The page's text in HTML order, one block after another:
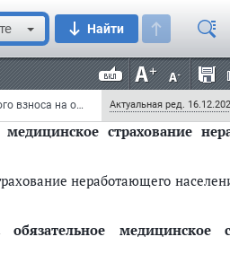
Найти
Федеральный закон от 30 ноября 2011 г. N 354-ФЗ "О размере и порядке расчета тарифа страхового взноса на обязательное медицинское страхование неработающего населения" (с изменениями и дополнениями) Актуальная ред.
возникающие в
Федерального фонда
медицинского страхования
страхование
неработающего
медицинское